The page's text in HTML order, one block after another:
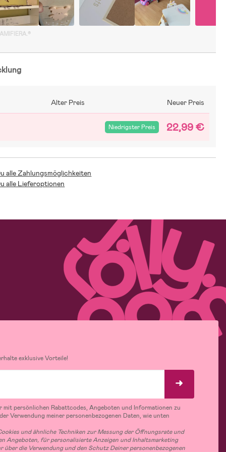
Alter Preis Neuer Preis
Niedrigster Preis 22,99 €
alle Zahlungsmöglichkeiten
alle Lieferoptionen
exklusive Vorteile!
mit persönlichen Rabattcodes, Angeboten und Informationen zu
Verwendung meiner personenbezogenen Daten, wie unten
und ähnliche Techniken zur Messung der Öffnungsrate und
Angeboten, für personalisierte Anzeigen und Inhaltsmarketing
über die Verwendung und den Schutz Deiner personenbezogenen